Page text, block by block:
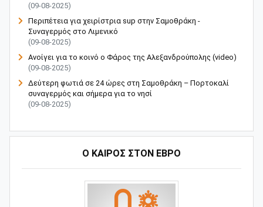
(09-08-2025)
Περιπέτεια για χειρίστρια sup στην Σαμοθράκη -
Συναγερμός στο Λιμενικό
(09-08-2025)
Ανοίγει για το κοινό ο Φάρος της Αλεξανδρούπολης (video)
(09-08-2025)
Δεύτερη φωτιά σε 24 ώρες στη Σαμοθράκη – Πορτοκαλί
συναγερμός και σήμερα για το νησί
(09-08-2025)
Ο ΚΑΙΡΟΣ ΣΤΟΝ ΕΒΡΟ